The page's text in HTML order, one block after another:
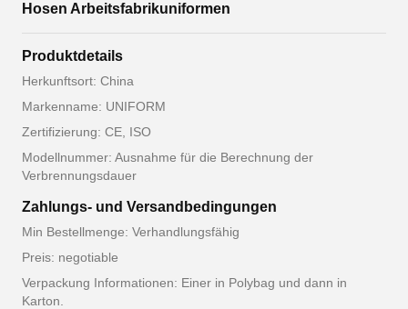
Hosen Arbeitsfabrikuniformen
Produktdetails
Herkunftsort: China
Markenname: UNIFORM
Zertifizierung: CE, ISO
Modellnummer: Ausnahme für die Berechnung der
Verbrennungsdauer
Zahlungs- und Versandbedingungen
Min Bestellmenge: Verhandlungsfähig
Preis: negotiable
Verpackung Informationen: Einer in Polybag und dann in
Karton.